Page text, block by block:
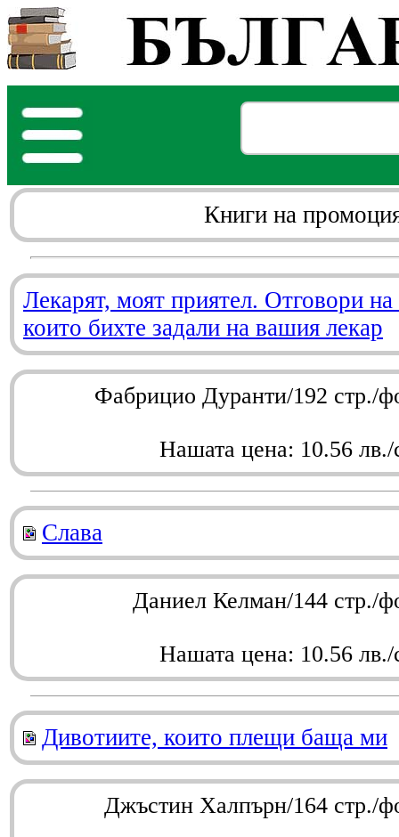
Книги на
Лекарят, моят приятел. Отговори
които бихте задали на вашия лекар
Фабрицио Дуранти/192 стр./
Нашата цена: 10.56 лв./
Слава
Даниел Келман/144 стр./
Нашата цена: 10.56 лв./
Дивотиите, които плещи баща ми
Джъстин Халпърн/164 стр./